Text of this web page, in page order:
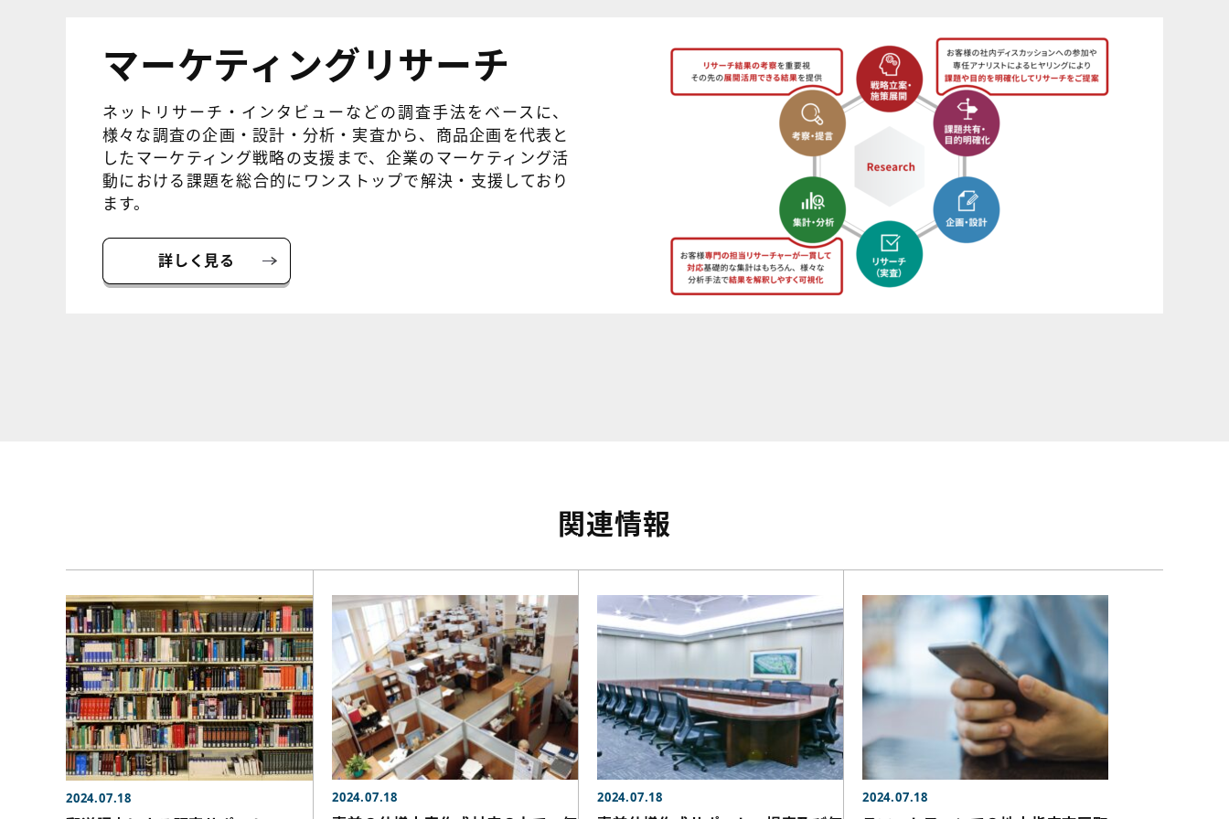
マーケティングリサーチ
ネットリサーチ・インタビューなどの調査手法をベースに、
様々な調査の企画・設計・分析・実査から、商品企画を代表と
したマーケティング戦略の支援まで、企業のマーケティング活
動における課題を総合的にワンストップで解決・支援しており
ます。
詳しく見る
関連情報
2024.07.18 2024.07.18 2024.07.18 2024.07.18